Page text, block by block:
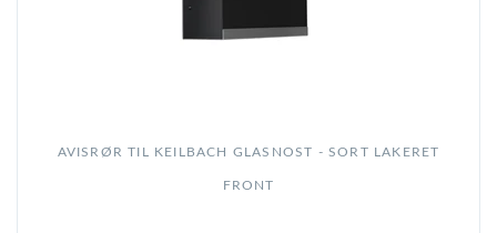
AVISRØR TIL KEILBACH GLASNOST - SORT LAKERET
FRONT